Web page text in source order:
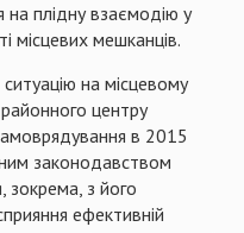
на плідну взаємодію у
місцевих мешканців.
на місцевому
районного центру
в 2015
законодавством
зокрема, з його
ефективній